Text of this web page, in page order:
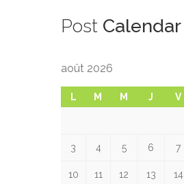
Post Calendar
août 2026
L M M J V
3 4 5 6 7
10 11 12 13 14